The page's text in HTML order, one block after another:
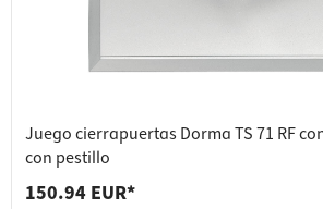
Juego cierrapuertas Dorma TS 71 RF
con pestillo
150.94 EUR*